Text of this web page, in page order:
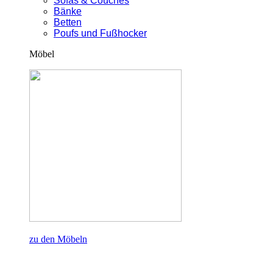
Bänke
Betten
Poufs und Fußhocker
Möbel
zu den Möbeln